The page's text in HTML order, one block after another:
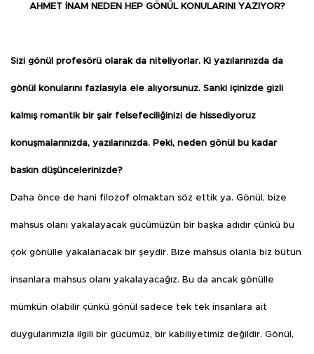
AHMET İNAM NEDEN HEP GÖNÜL KONULARINI YAZIYOR?
Sizi gönül profesörü olarak da niteliyorlar. Ki yazılarınızda da
gönül konularını fazlasıyla ele alıyorsunuz. Sanki içinizde gizli
kalmış romantik bir şair felsefeciliğinizi de hissediyoruz
konuşmalarınızda, yazılarınızda. Peki, neden gönül bu kadar
baskın düşüncelerinizde?
Daha önce de hani filozof olmaktan söz ettik ya. Gönül, bize
mahsus olanı yakalayacak gücümüzün bir başka adıdır çünkü bu
çok gönülle yakalanacak bir şeydir. Bize mahsus olanla biz bütün
insanlara mahsus olanı yakalayacağız. Bu da ancak gönülle
mümkün olabilir çünkü gönül sadece tek tek insanlara ait
duygularımızla ilgili bir gücümüz, bir kabiliyetimiz değildir. Gönül,